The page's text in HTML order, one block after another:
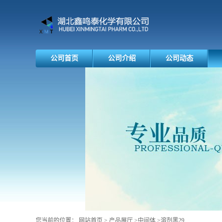
公司首页 公司介绍 公司动态
您当前的位置： 网站首页 > 产品展厅 >中间体 >溶剂黑29